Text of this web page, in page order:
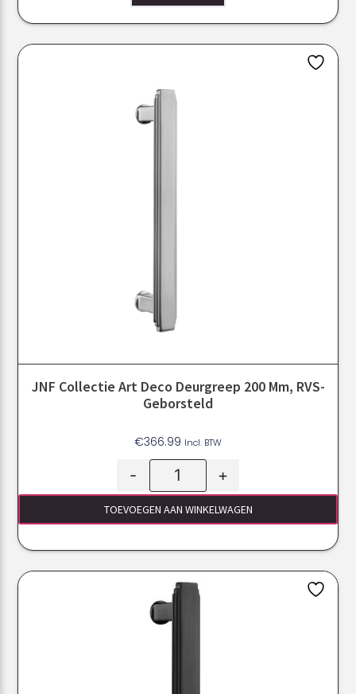
JNF Collectie Art Deco Deurgreep 200 Mm, RVS-
Geborsteld
€366.99 Incl. BTW
- +
TOEVOEGEN AAN WINKELWAGEN